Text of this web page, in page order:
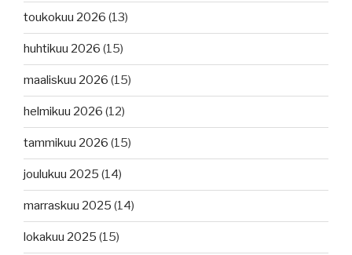
toukokuu 2026 (13)
huhtikuu 2026 (15)
maaliskuu 2026 (15)
helmikuu 2026 (12)
tammikuu 2026 (15)
joulukuu 2025 (14)
marraskuu 2025 (14)
lokakuu 2025 (15)